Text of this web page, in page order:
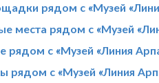
рядом с «Музей
места рядом с «Музей
рядом с «Музей «Линия
рядом с «Музей «Линия